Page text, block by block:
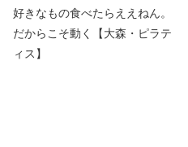
好きなもの食べたらええねん。
だからこそ動く【大森・ピラテ
ィス】